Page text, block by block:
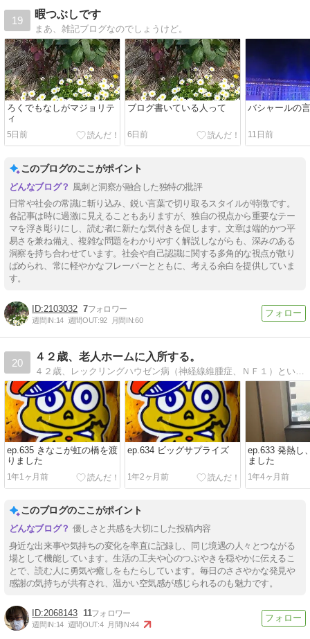
19
暇つぶしです
まあ、雑記ブログなのでしょうけど。
ろくでもなしがマジョリテ
ィ
5日前
ブログ書いている人って
6日前
バシャールの
11日前
このブログのここがポイント
風刺と洞察が融合した独特の批評
日常や社会の常識に斬り込み、鋭い言葉で切り取るスタイルが特徴です。
各記事は時に過激に見えることもありますが、独自の視点から重要なテー
マを浮き彫りにし、読む者に新たな気付きを促します。文章は端的かつ平
易さを兼ね備え、複雑な問題をわかりやすく解説しながらも、深みのある
洞察を持ち合わせています。社会や自己認識に関する多角的な視点が散り
ばめられ、常に軽やかなフレーバーとともに、考える余白を提供していま
す。
2103032 7
週間IN:14 週間OUT:92 月間IN:60
20
４２歳、老人ホームに入所する。
ep.635 きなこが虹の橋を渡
りました
1年1ヶ月前
ep.634 ビッグサプライズ
1年2ヶ月前
ep.633 発熱し
ました
1年4ヶ月前
このブログのここがポイント
優しさと共感を大切にした投稿内容
身近な出来事や気持ちの変化を率直に記録し、同じ境遇の人々とつながる
場として機能しています。生活の工夫や心のつぶやきを穏やかに伝えるこ
とで、読む人に勇気や癒しをもたらしています。毎日のささやかな発見や
感謝の気持ちが共有され、温かい空気感が感じられるのも魅力です。
2068143 11
週間IN:14 週間OUT:4 月間IN:44